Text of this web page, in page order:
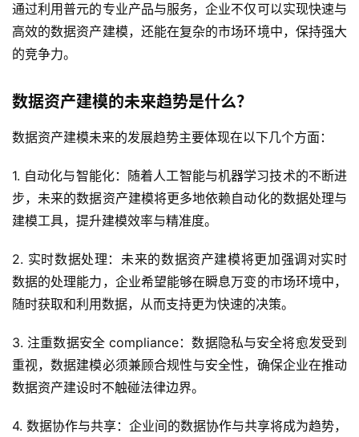
通过利用普元的专业产品与服务，企业不仅可以实现快速与
高效的数据资产建模，还能在复杂的市场环境中，保持强大
的竞争力。
数据资产建模的未来趋势是什么？
数据资产建模未来的发展趋势主要体现在以下几个方面：
1. 自动化与智能化：随着人工智能与机器学习技术的不断进
步，未来的数据资产建模将更多地依赖自动化的数据处理与
建模工具，提升建模效率与精准度。
2. 实时数据处理：未来的数据资产建模将更加强调对实时
数据的处理能力，企业希望能够在瞬息万变的市场环境中，
随时获取和利用数据，从而支持更为快速的决策。
3. 注重数据安全 compliance：数据隐私与安全将愈发受到
重视，数据建模必须兼顾合规性与安全性，确保企业在推动
数据资产建设时不触碰法律边界。
4. 数据协作与共享：企业间的数据协作与共享将成为趋势，